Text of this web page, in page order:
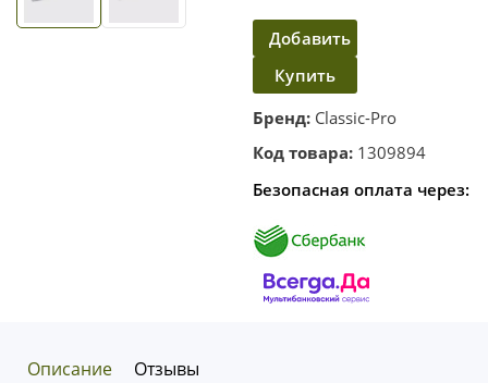
Добавить
в
корзину
Купить
в один
клик
Бренд: Classic-Pro
Код товара: 1309894
Безопасная оплата через:
Описание Отзывы